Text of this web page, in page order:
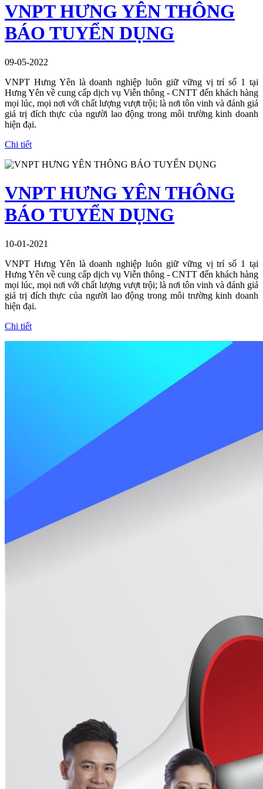
VNPT HƯNG YÊN THÔNG
BÁO TUYỂN DỤNG
09-05-2022
VNPT Hưng Yên là doanh nghiệp luôn giữ vững vị trí số 1 tại
Hưng Yên về cung cấp dịch vụ Viễn thông - CNTT đến khách hàng
mọi lúc, mọi nơi với chất lượng vượt trội; là nơi tôn vinh và đánh giá
giá trị đích thực của người lao động trong môi trường kinh doanh
hiện đại.
Chi tiết
VNPT HƯNG YÊN THÔNG
BÁO TUYỂN DỤNG
10-01-2021
VNPT Hưng Yên là doanh nghiệp luôn giữ vững vị trí số 1 tại
Hưng Yên về cung cấp dịch vụ Viễn thông - CNTT đến khách hàng
mọi lúc, mọi nơi với chất lượng vượt trội; là nơi tôn vinh và đánh giá
giá trị đích thực của người lao động trong môi trường kinh doanh
hiện đại.
Chi tiết